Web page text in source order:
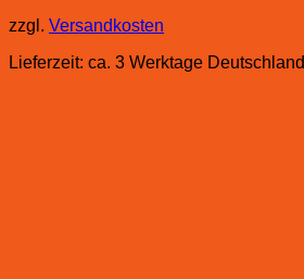
zzgl. Versandkosten
Lieferzeit: ca. 3 Werktage Deutschland